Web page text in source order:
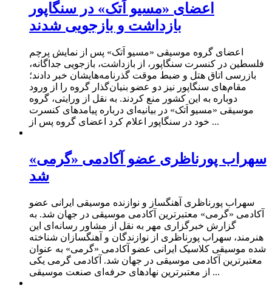
اعضای «مسیو اَتک» در سنگاپور
بازداشت و بازجویی شدند
اعضای گروه موسیقی «مسیو اَتک» پس از نمایش پرچم
فلسطین در کنسرت سنگاپور، از بازداشت، بازجویی جداگانه،
بازرسی اتاق هتل و ضبط موقت گذرنامه‌هایشان خبر دادند؛
مقام‌های سنگاپور نیز دو عضو بنیان‌گذار گروه را از ورود
دوباره به این کشور منع کردند. به نقل از ورایتی، گروه
موسیقی «مسیو اَتک» در بیانیه‌ای درباره پیامد‌های کنسرت
خود در سنگاپور اعلام کرد اعضای گروه پس از ...
سهراب پورناظری عضو آکادمی «گرمی»
شد
سهراب پورناظری آهنگساز و نوازنده موسیقی ایرانی عضو
آکادمی «گرمی» معتبرترین آکادمی موسیقی در جهان شد. به
گزارش خبرگزاری مهر به نقل از مشاور رسانه‌ای این
هنرمند، سهراب پورناظری از نوازندگان و آهنگسازان شناخته
شده موسیقی کلاسیک ایرانی عضو آکادمی «گرمی» به عنوان
معتبرترین آکادمی موسیقی در جهان شد. آکادمی گرمی یکی
از معتبرترین نهادهای حرفه‌ای صنعت موسیقی ...